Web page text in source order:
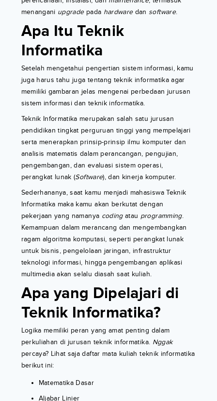
menangani upgradepada hardwaredan software.
Apa Itu Teknik
Informatika
Setelah mengetahui pengertian sistem informasi, kamu
juga harus tahu juga tentang teknik informatika agar
memiliki gambaran jelas mengenai perbedaan jurusan
sistem informasi dan teknik informatika.
Teknik Informatika merupakan salah satu jurusan
pendidikan tingkat perguruan tinggi yang mempelajari
serta menerapkan prinsip-prinsip ilmu komputer dan
analisis matematis dalam perancangan, pengujian,
pengembangan, dan evaluasi sistem operasi,
perangkat lunak (Software), dan kinerja komputer.
Sederhananya, saat kamu menjadi mahasiswa Teknik
Informatika maka kamu akan berkutat dengan
pekerjaan yang namanya codingatau programming.
Kemampuan dalam merancang dan mengembangkan
ragam algoritma komputasi, seperti perangkat lunak
untuk bisnis, pengelolaan jaringan, infrastruktur
teknologi informasi, hingga pengembangan aplikasi
multimedia akan selalu diasah saat kuliah.
Apa yang Dipelajari di
Teknik Informatika?
Logika memiliki peran yang amat penting dalam
perkuliahan di jurusan teknik informatika. Nggak
percaya? Lihat saja daftar mata kuliah teknik informatika
berikut ini:
Matematika Dasar
Aljabar Linier